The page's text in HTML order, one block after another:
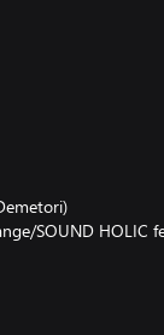
SOUND HOLIC
The Akeboshi